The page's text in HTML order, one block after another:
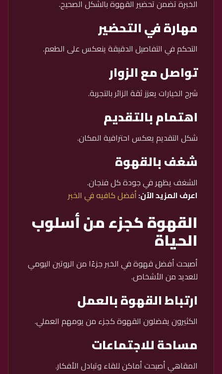
الخبرة تضمن تحضير القهوة بالشكل الصحيح.
مهارة في التحضير
التحكم في التفاصيل الدقيقة ينعكس على الطعم.
تواصل مع الزوار
شرح الخيارات يعزز ثقة الزائر بالتجربة.
اهتمام بالتقديم
شكل التقديم يعكس احترافية المكان.
شغف بالقهوة
الشغف يظهر في جودة كل فنجان.
اعرف المزيد الآن:أفضل كافيه في الخبر
القهوة كجزء من أسلوب
الحياة
أصبحت أفضل قهوة في الخبر جزءًا من الروتين اليومي
للعديد من الأشخاص.
ارتباط القهوة بالعمل
الكثيرون يفضلون القهوة كجزء من يومهم العملي.
مساحة للاجتماعات
المقاهي أصبحت أماكن للقاء وتبادل الأفكار.